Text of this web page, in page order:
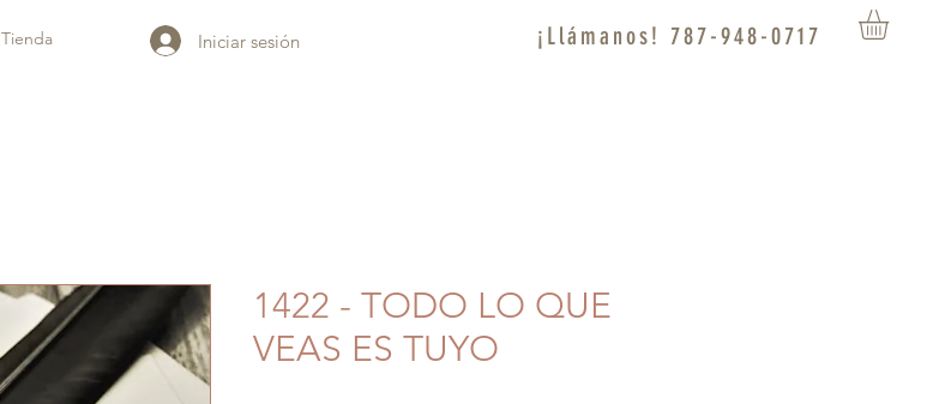
Tienda Iniciar sesión ¡Llámanos! 787-948-0717
1422 - TODO LO QUE
VEAS ES TUYO